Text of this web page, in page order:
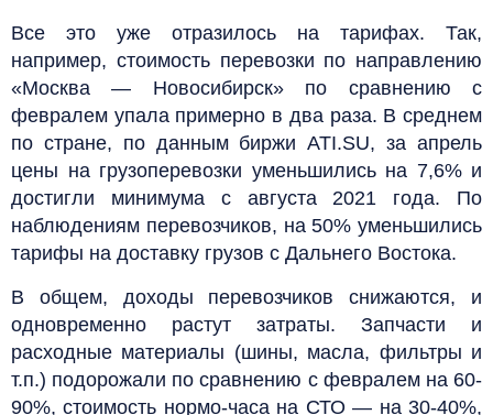
Все это уже отразилось на тарифах. Так,
например, стоимость перевозки по направлению
«Москва — Новосибирск» по сравнению с
февралем упала примерно в два раза. В среднем
по стране, по данным биржи ATI.SU, за апрель
цены на грузоперевозки уменьшились на 7,6% и
достигли минимума с августа 2021 года. По
наблюдениям перевозчиков, на 50% уменьшились
тарифы на доставку грузов с Дальнего Востока.
В общем, доходы перевозчиков снижаются, и
одновременно растут затраты. Запчасти и
расходные материалы (шины, масла, фильтры и
т.п.) подорожали по сравнению с февралем на 60-
90%, стоимость нормо-часа на СТО — на 30-40%,